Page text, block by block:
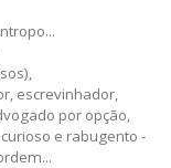
escrevinhador,
por opção,
e rabugento -